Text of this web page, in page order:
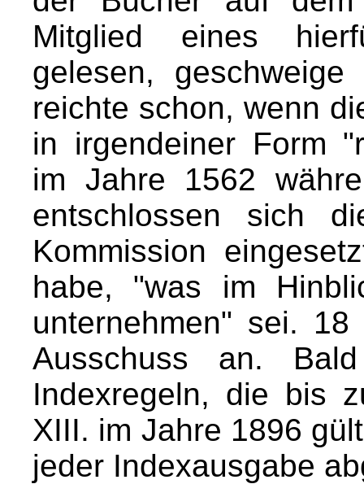
Mitglied eines
gelesen,
reichte schon, wenn
in irgendeiner Form
im Jahre 1562
entschlossen sich
Kommission
habe, "was im
unternehmen" sei.
Ausschuss an.
Indexregeln, die bis
XIII. im Jahre 1896
jeder Indexausgabe